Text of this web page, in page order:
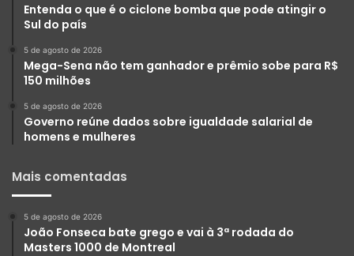
Entenda o que é o ciclone bomba que pode atingir o
Sul do país
5 de agosto de 2026
Mega-Sena não tem ganhador e prêmio sobe para R$
150 milhões
5 de agosto de 2026
Governo reúne dados sobre igualdade salarial de
homens e mulheres
Mais comentadas
5 de agosto de 2026
João Fonseca bate grego e vai à 3ª rodada do
Masters 1000 de Montreal